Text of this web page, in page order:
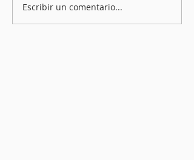
Escribir un comentario...